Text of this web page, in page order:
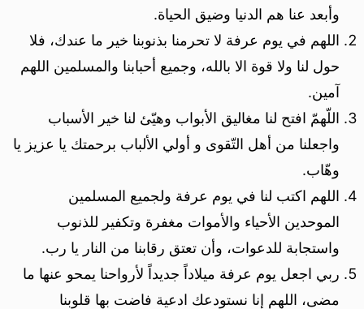
وأبعد عنا هم الدنيا وضيق الحياة.
اللهم في يوم عرفة لا تحرمنا بذنوبنا خير ما عندك، فلا
حول لنا ولا قوة الا بالله، وجميع أحبابنا والمسلمين اللهم
آمين.
اللّهمّ افتح لنا مغاليق الأبواب وهيّئ لنا خير الأسباب
واجعلنا من أهل التّقوى و أولي الألباب برحمتك يا عزيز يا
وهّاب.
اللهم اكتب لنا في يوم عرفة ولجميع المسلمين
الموحدين الأحياء والأموات مغفرة وتكفير للذنوب
واستجابة للدعوات، وأن تعتق رقابنا من النار يا رب.
ربي اجعل يوم عرفة ميلاداً جديداً لأرواحنا يمحو عنها ما
مضى، اللهم إنا نستودعك ادعية فاضت بها قلوبنا